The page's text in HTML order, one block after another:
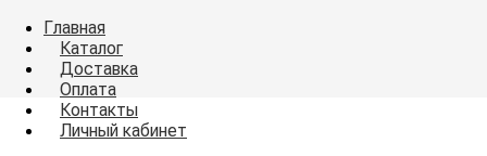
Главная
Каталог
Доставка
Оплата
Контакты
Личный кабинет